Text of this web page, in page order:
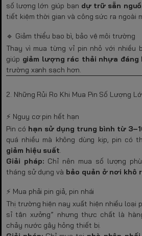
số lượng lớn giúp bạn dự trữ sẵn
tiết kiệm thời gian và công sức ra ngoài
🔹 Giảm thiểu bao bì, bảo vệ môi trường
Thay vì mua từng vỉ pin nhỏ với nhiều
giúp giảm lượng rác thải nhựa đáng
trường xanh sạch hơn.
2. Những Rủi Ro Khi Mua Pin Số Lượng
⚡ Nguy cơ pin hết hạn
Pin có hạn sử dụng trung bình từ
quá nhiều mà không dùng kịp, pin có
giảm hiệu suất.
Giải pháp: Chỉ nên mua số lượng
tháng sử dụng và bảo quản ở nơi khô
⚡ Mua phải pin giả, pin nhái
Thị trường hiện nay xuất hiện nhiều loại
sỉ tận xưởng” nhưng thực chất là
chảy nước gây hỏng thiết bị.